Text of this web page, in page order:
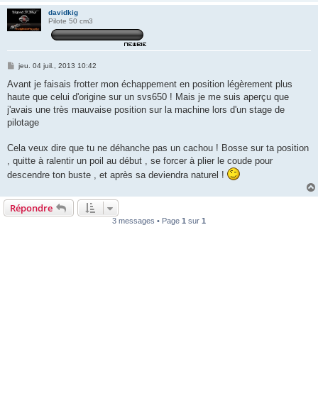
davidkig
Pilote 50 cm3
M
s
a
g
jeu. 04 juil., 2013 10:42
Avant je faisais frotter mon échappement en position légèrement plus
haute que celui d'origine sur un svs650 ! Mais je me suis aperçu que
j'avais une très mauvaise position sur la machine lors d'un stage de
pilotage
Cela veux dire que tu ne déhanche pas un cachou ! Bosse sur ta position
, quitte à ralentir un poil au début , se forcer à plier le coude pour
descendre ton buste , et après sa deviendra naturel !
Répondre
3 messages • Page 1 sur 1